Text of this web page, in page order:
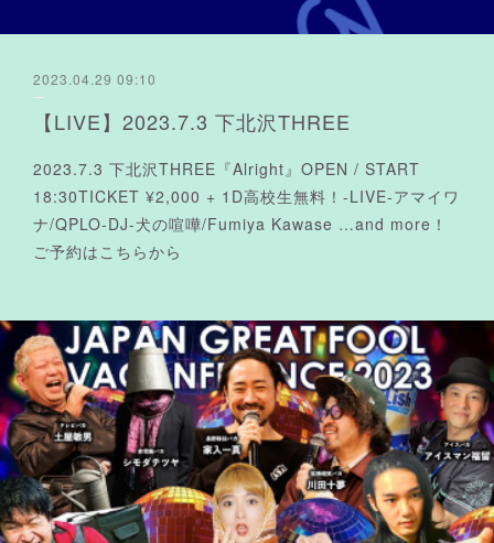
2023.04.29 09:10
【LIVE】2023.7.3 下北沢THREE
2023.7.3 下北沢THREE『Alright』OPEN / START
18:30TICKET ¥2,000 + 1D高校生無料！-LIVE-アマイワ
ナ/QPLO-DJ-犬の喧嘩/Fumiya Kawase …and more！
ご予約はこちらから